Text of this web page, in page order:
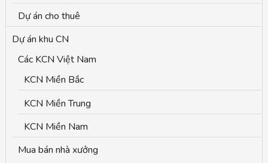
r
Dự án cho thuê
Dự án khu CN
Các KCN Việt Nam
KCN Miền Bắc
KCN Miền Trung
KCN Miền Nam
Mua bán nhà xưởng